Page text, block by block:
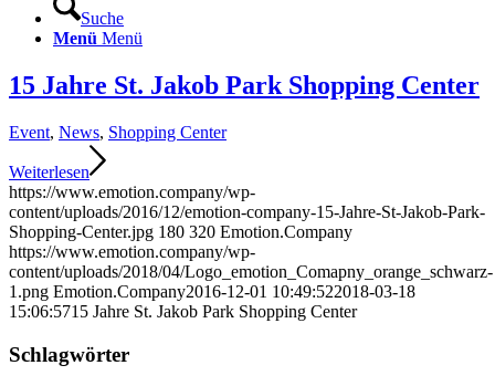
Suche
Menü Menü
15 Jahre St. Jakob Park Shopping Center
Event, News, Shopping Center
Weiterlesen
https://www.emotion.company/wp-
content/uploads/2016/12/emotion-company-15-Jahre-St-Jakob-Park-
Shopping-Center.jpg 180 320 Emotion.Company
https://www.emotion.company/wp-
content/uploads/2018/04/Logo_emotion_Comapny_orange_schwarz-
1.png Emotion.Company2016-12-01 10:49:522018-03-18
15:06:5715 Jahre St. Jakob Park Shopping Center
Schlagwörter